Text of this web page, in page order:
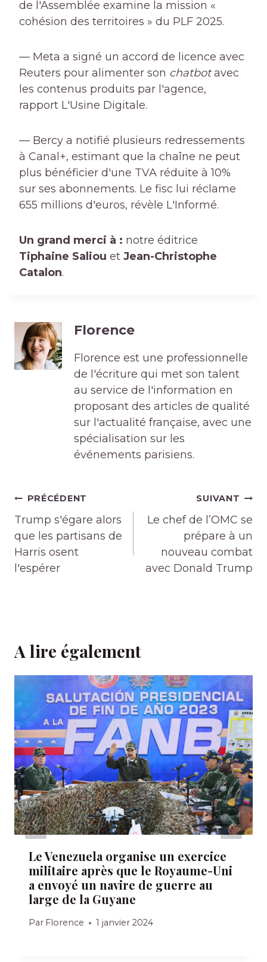
de l'Assemblée examine la mission «
cohésion des territoires » du PLF 2025.
— Meta a signé un accord de licence avec
Reuters pour alimenter son chatbotavec
les contenus produits par l'agence,
rapport L'Usine Digitale.
— Bercy a notifié plusieurs redressements
à Canal+, estimant que la chaîne ne peut
plus bénéficier d'une TVA réduite à 10%
sur ses abonnements. Le fisc lui réclame
655 millions d'euros, révèle L'Informé.
Un grand merci à : notre éditrice
Tiphaine Saliou et Jean-Christophe
Catalon.
Florence
Florence est une professionnelle
de l'écriture qui met son talent
au service de l'information en
proposant des articles de qualité
sur l'actualité française, avec une
spécialisation sur les
événements parisiens.
Navigation
de
l’article
PRÉCÉDENT
Trump s'égare alors
que les partisans de
Harris osent
l'espérer
SUIVANT
Le chef de l’OMC se
prépare à un
nouveau combat
avec Donald Trump
A lire également
Le Venezuela organise un exercice
militaire après que le Royaume-Uni
a envoyé un navire de guerre au
large de la Guyane
Par Florence 1 janvier 2024